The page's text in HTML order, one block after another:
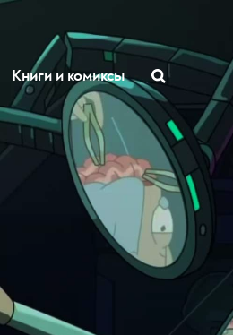
Книги и комиксы